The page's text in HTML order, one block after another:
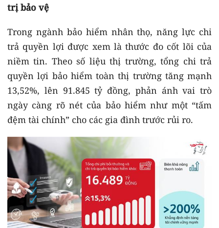
trị bảo vệ
Trong ngành bảo hiểm nhân thọ, năng lực chi
trả quyền lợi được xem là thước đo cốt lõi của
niềm tin. Theo số liệu thị trường, tổng chi trả
quyền lợi bảo hiểm toàn thị trường tăng mạnh
13,52%, lên 91.845 tỷ đồng, phản ánh vai trò
ngày càng rõ nét của bảo hiểm như một “tấm
đệm tài chính” cho các gia đình trước rủi ro.